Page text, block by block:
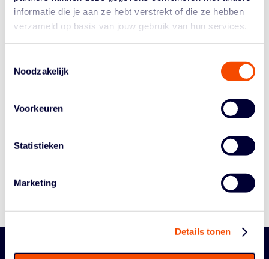
informatie die je aan ze hebt verstrekt of die ze hebben
verzameld op basis van jouw gebruik van hun services.
Noodzakelijk
Voorkeuren
Statistieken
Marketing
Details tonen
Historie
Bestuur En Commissies
Reglementen